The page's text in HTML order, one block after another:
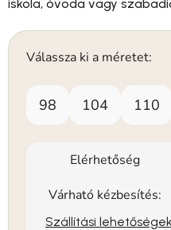
iskola, óvoda vagy
Válassza ki a méretet:
98 104 110
Elérhetőség
Várható kézbesítés:
Szállítási lehetőségek